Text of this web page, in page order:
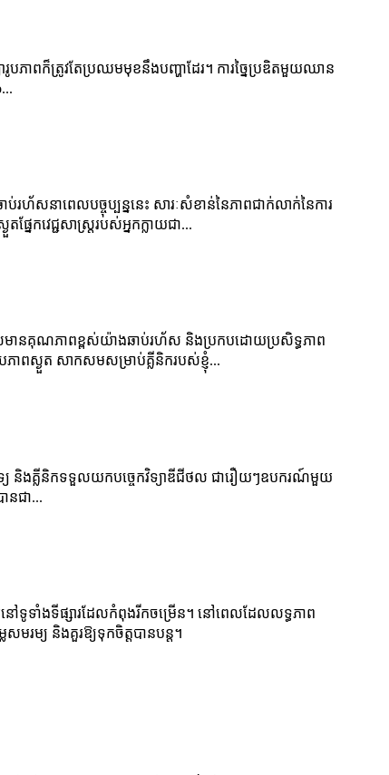
បភាពក៏ត្រូវតែប្រឈមមុខនឹងបញ្ហាដែរ។ ការច្នៃប្រឌិតមួយឈាន
រហ័សនាពេលបច្ចុប្បន្ននេះ សារៈសំខាន់នៃភាពជាក់លាក់នៃការ
នែកវេជ្ជសាស្រ្តរបស់អ្នកក្លាយជា...
លមានគុណភាពខ្ពស់យ៉ាងឆាប់រហ័ស និងប្រកបដោយប្រសិទ្ធភាព
ាពស្ងួត សាកសមសម្រាប់គ្លីនិករបស់ខ្ញុំ...
យ និងគ្លីនិកទទួលយកបច្ចេកវិទ្យាឌីជីថល ជារឿយៗឧបករណ៍មួយ
ន​ជា...
នៅទូទាំងទីផ្សារដែលកំពុងរីកចម្រើន។ នៅពេលដែលលទ្ធភាព
មរម្យ និងគួរឱ្យទុកចិត្តបានបន្ត។